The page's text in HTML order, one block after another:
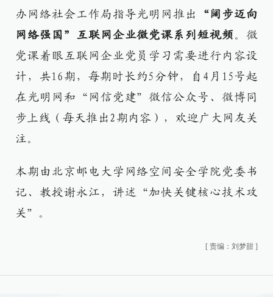
办网络社会工作局指导光明网推出
“阔步迈向
网络强国”互联网企业微党课系列短视频。微
党课着眼互联网企业党员学习需要进行内容设
计，共16期，每期时长约5分钟，自4月15号起
在光明网和“网信党建”微信公众号、微博同
步上线（每天推出2期内容），欢迎广大网友关
注。
本期由北京邮电大学网络空间安全学院党委书
记、教授谢永江，讲述“加快关键核心技术攻
关”。
[ 责编：刘梦甜 ]